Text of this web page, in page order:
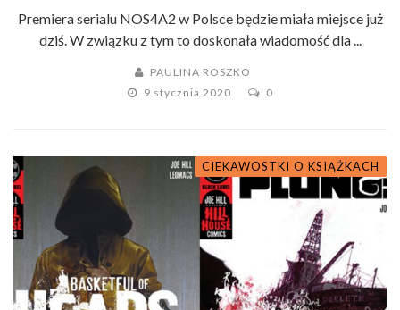
Premiera serialu NOS4A2 w Polsce będzie miała miejsce już
dziś. W związku z tym to doskonała wiadomość dla ...
PAULINA ROSZKO
9 stycznia 2020
0
HORROR
KOMIKS
CIEKAWOSTKI O KSIĄŻKACH